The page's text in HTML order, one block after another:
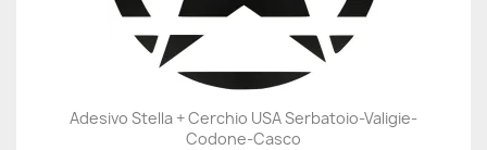
Adesivo Stella + Cerchio USA Serbatoio-Valigie-
Codone-Casco